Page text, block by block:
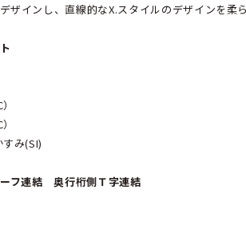
ザインし、直線的なX.スタイルのデザインを柔
み(SI)
ーフ連結 奥行桁側Ｔ字連結